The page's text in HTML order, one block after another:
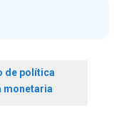
de política
monetaria